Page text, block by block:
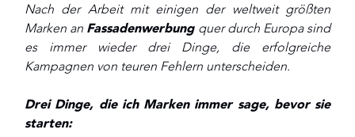
Nach der Arbeit mit einigen der weltweit größten
Marken an Fassadenwerbungquer durch Europa sind
es immer wieder drei Dinge, die erfolgreiche
Kampagnen von teuren Fehlern unterscheiden.
Drei Dinge, die ich Marken immer sage, bevor sie
starten: